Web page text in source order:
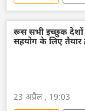
रूस का विकास
सुरक्षा बल
रूसी विदेश मंत्रालय
रूस सभी इच्छुक
सहयोग के लिए तैयार
23 अप्रैल , 19:03